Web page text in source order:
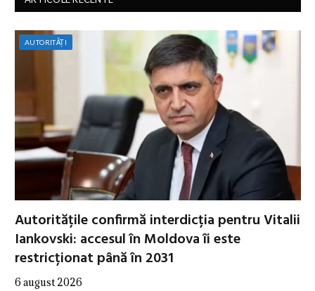
AUTORITĂȚI
Autoritățile confirmă interdicția pentru Vitalii
Iankovski: accesul în Moldova îi este
restricționat până în 2031
6 august 2026